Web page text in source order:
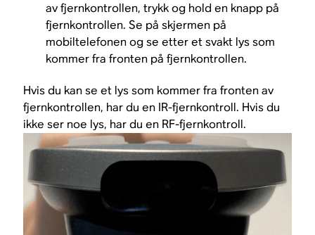
av fjernkontrollen, trykk og hold en knapp på
fjernkontrollen. Se på skjermen på
mobiltelefonen og se etter et svakt lys som
kommer fra fronten på fjernkontrollen.
Hvis du kan se et lys som kommer fra fronten av
fjernkontrollen, har du en IR-fjernkontroll. Hvis du
ikke ser noe lys, har du en RF-fjernkontroll.